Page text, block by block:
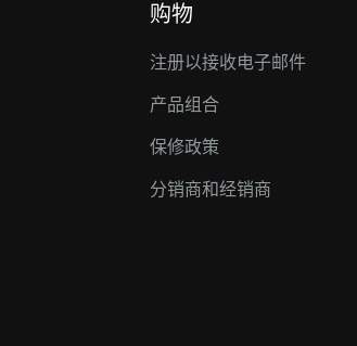
购物
注册以接收电子邮件
产品组合
保修政策
分销商和经销商